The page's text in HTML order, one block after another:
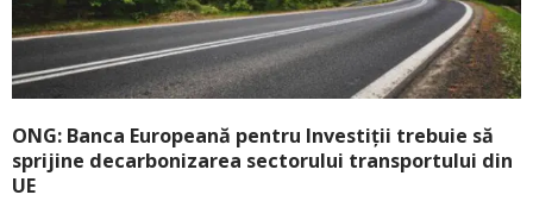
ONG: Banca Europeană pentru Investiții trebuie să
sprijine decarbonizarea sectorului transportului din
UE